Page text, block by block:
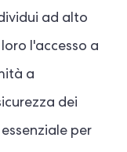
ad alto
l'accesso a
a
dei
per